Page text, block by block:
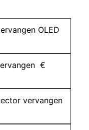
OLED
€
vervangen